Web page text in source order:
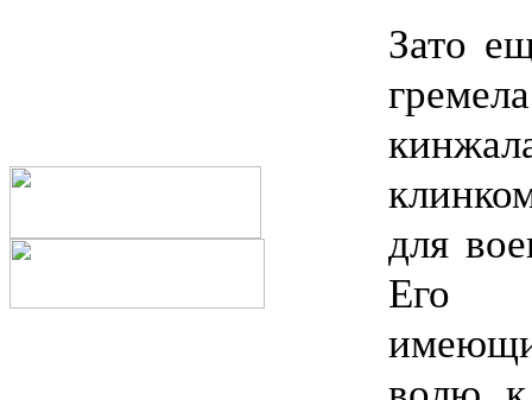
Зато
для
Его